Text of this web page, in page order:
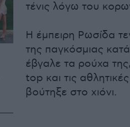
τένις λόγω του
Η έμπειρη Ρωσίδα
της παγκόσμιας
έβγαλε τα ρούχα
top και τις
βούτηξε στο χιόνι.